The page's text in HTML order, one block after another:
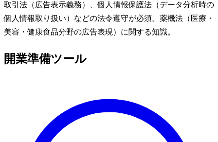
取引法（広告表示義務）、個人情報保護法（データ分析時の
個人情報取り扱い）などの法令遵守が必須。薬機法（医療・
美容・健康食品分野の広告表現）に関する知識。
開業準備ツール